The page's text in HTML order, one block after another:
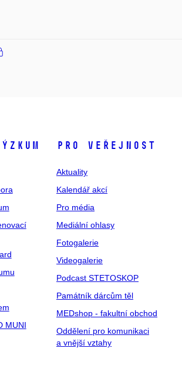
MUNI
Pro veřejnost
Aktuality
Kalendář akcí
Pro média
Mediální ohlasy
Fotogalerie
Videogalerie
Podcast STETOSKOP
Památník dárcům těl
MEDshop - fakultní obchod
Oddělení pro komunikaci
a vnější vztahy